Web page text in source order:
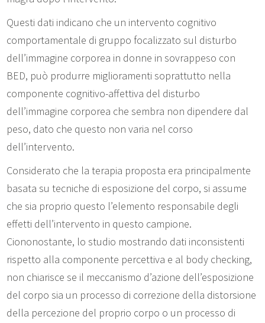
Questi dati indicano che un intervento cognitivo
comportamentale di gruppo focalizzato sul disturbo
dell’immagine corporea in donne in sovrappeso con
BED, può produrre miglioramenti soprattutto nella
componente cognitivo-affettiva del disturbo
dell’immagine corporea che sembra non dipendere dal
peso, dato che questo non varia nel corso
dell’intervento.
Considerato che la terapia proposta era principalmente
basata su tecniche di esposizione del corpo, si assume
che sia proprio questo l’elemento responsabile degli
effetti dell’intervento in questo campione.
Ciononostante, lo studio mostrando dati inconsistenti
rispetto alla componente percettiva e al body checking,
non chiarisce se il meccanismo d’azione dell’esposizione
del corpo sia un processo di correzione della distorsione
della percezione del proprio corpo o un processo di